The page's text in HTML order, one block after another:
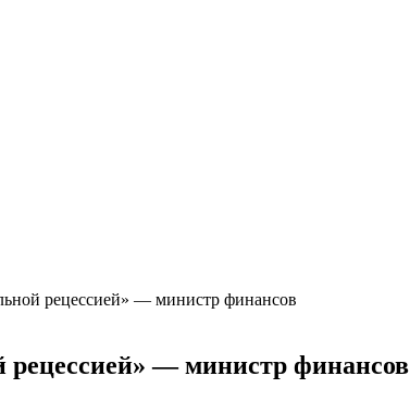
рецессией» — министр финансов
рецессией» — министр финансов